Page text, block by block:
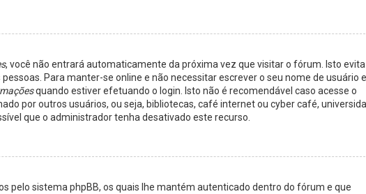
, você não entrará automaticamente da próxima vez que visitar o fórum. Isto evita
Para manter-se online e não necessitar escrever o seu nome de usuário e
quando estiver efetuando o login. Isto não é recomendável caso acesse o
por outros usuários, ou seja, bibliotecas, café internet ou cyber café,
que o administrador tenha desativado este recurso.
pelo sistema phpBB, os quais lhe mantém autenticado dentro do fórum e que